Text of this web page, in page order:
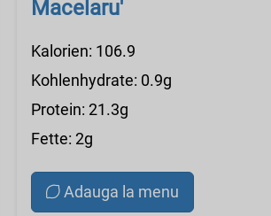
Macelaru'
Kalorien: 106.9
Kohlenhydrate: 0.9g
Protein: 21.3g
Fette: 2g
Adauga la menu